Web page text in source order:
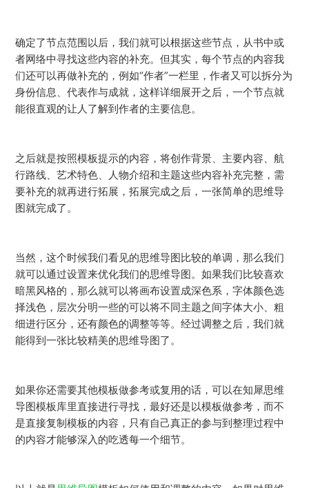
确定了节点范围以后，我们就可以根据这些节点，从书中或
者网络中寻找这些内容的补充。但其实，每个节点的内容我
们还可以再做补充的，例如“作者”一栏里，作者又可以拆分为
身份信息、代表作与成就，这样详细展开之后，一个节点就
能很直观的让人了解到作者的主要信息。
之后就是按照模板提示的内容，将创作背景、主要内容、航
行路线、艺术特色、人物介绍和主题这些内容补充完整，需
要补充的就再进行拓展，拓展完成之后，一张简单的思维导
图就完成了。
当然，这个时候我们看见的思维导图比较的单调，那么我们
就可以通过设置来优化我们的思维导图。如果我们比较喜欢
暗黑风格的，那么就可以将画布设置成深色系，字体颜色选
择浅色，层次分明一些的可以将不同主题之间字体大小、粗
细进行区分，还有颜色的调整等等。经过调整之后，我们就
能得到一张比较精美的思维导图了。
如果你还需要其他模板做参考或复用的话，可以在知犀思维
导图模板库里直接进行寻找，最好还是以模板做参考，而不
是直接复制模板的内容，只有自己真正的参与到整理过程中
的内容才能够深入的吃透每一个细节。